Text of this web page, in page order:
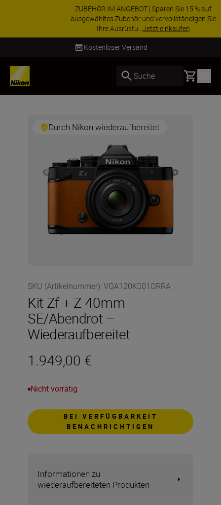
ZUBEHÖR IM ANGEBOT | Sparen Sie 15 % auf
ausgewähltes Zubehör und vervollständigen Sie
Ihre Ausrüstu...Jetzt einkaufen
Lieferung innerhalb von 2–4 Werktagen
Suche Basket
Durch Nikon wiederaufbereitet
SKU (Artikelnummer): VOA120K001ORRA
Kit Zf + Z 40mm
SE/Abendrot –
Wiederaufbereitet
1.949,00 €
Nicht vorrätig
BEI VERFÜGBARKEIT
BENACHRICHTIGEN
Informationen zu
wiederaufbereiteten Produkten